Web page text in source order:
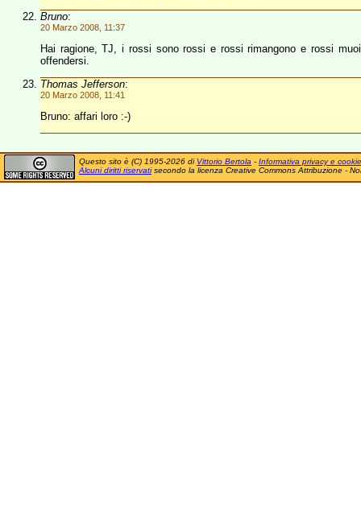
Bruno:
20 Marzo 2008, 11:37
Hai ragione, TJ, i rossi sono rossi e rossi rimangono e rossi
offendersi.
Thomas Jefferson:
20 Marzo 2008, 11:41
Bruno: affari loro :-)
Questo sito è (C) 1995-2026 di Vittorio Bertola - Informativa privacy e cookie
Alcuni diritti riservatisecondo la licenza Creative Commons Attribuzione -